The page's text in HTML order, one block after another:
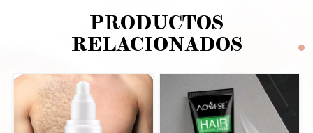
PRODUCTOS
RELACIONADOS